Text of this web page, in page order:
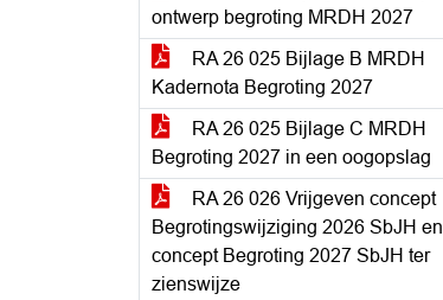
ontwerp begroting MRDH 2027
RA 26 025 Bijlage B MRDH
Kadernota Begroting 2027
RA 26 025 Bijlage C MRDH
Begroting 2027 in een oogopslag
RA 26 026 Vrijgeven concept
Begrotingswijziging 2026 SbJH en
concept Begroting 2027 SbJH ter
zienswijze